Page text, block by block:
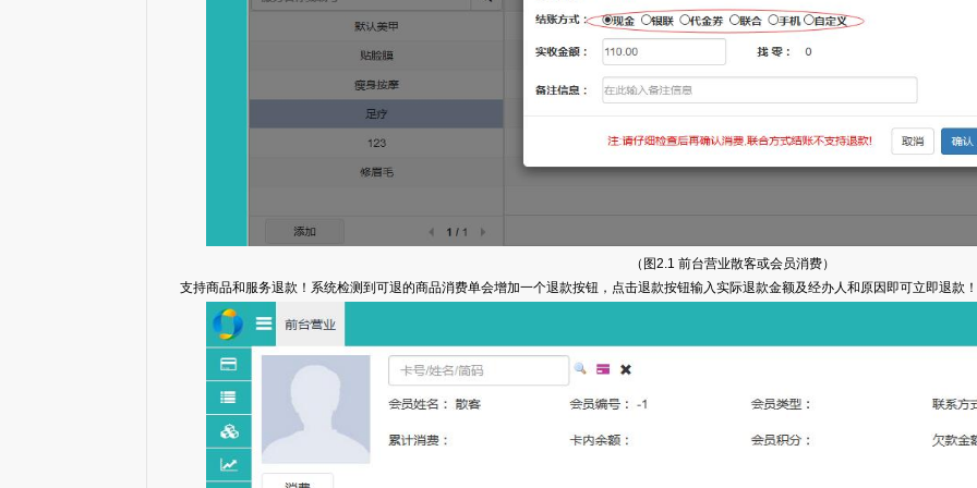
（图2.1 前台营业散客或会员消费）
支持商品和服务退款！系统检测到可退的商品消费单会增加一个退款按钮，点击退款按钮输入实际退款金额及经办人和原因即可立即退款